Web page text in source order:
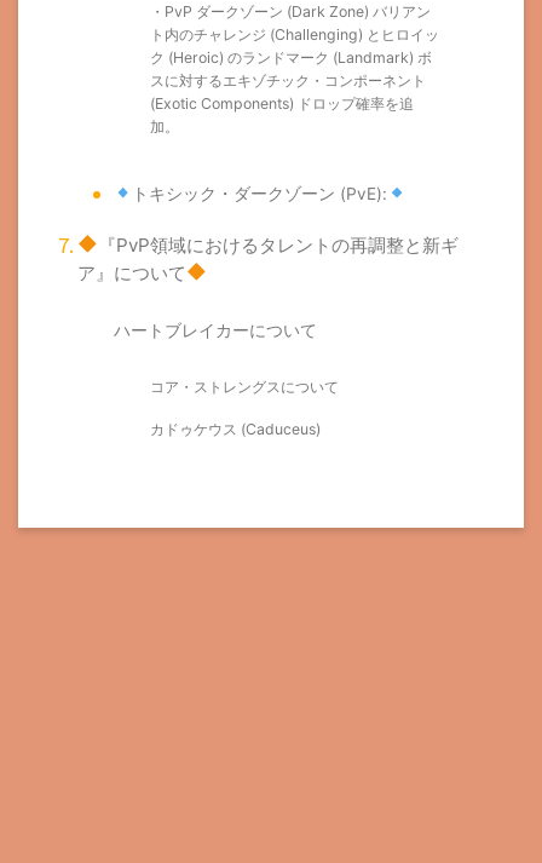
・PvP ダークゾーン (Dark Zone) バリアン
ト内のチャレンジ (Challenging) とヒロイッ
ク (Heroic) のランドマーク (Landmark) ボ
スに対するエキゾチック・コンポーネント
(Exotic Components) ドロップ確率を追
加。
トキシック・ダークゾーン (PvE):
『PvP領域におけるタレントの再調整と新ギ
ア』について
ハートブレイカーについて
コア・ストレングスについて
カドゥケウス (Caduceus)